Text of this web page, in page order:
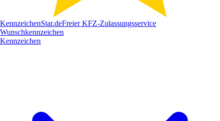
KennzeichenStar.deFreier KFZ-Zulassungsservice
Wunschkennzeichen
Kennzeichen